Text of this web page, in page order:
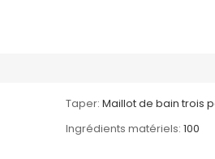
Taper: Maillot de bain trois
Ingrédients matériels: 100